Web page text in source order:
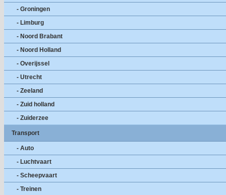
- Groningen
- Limburg
- Noord Brabant
- Noord Holland
- Overijssel
- Utrecht
- Zeeland
- Zuid holland
- Zuiderzee
Transport
- Auto
- Luchtvaart
- Scheepvaart
- Treinen